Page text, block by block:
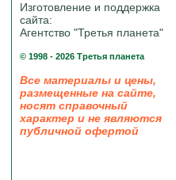
Изготовление и поддержка
сайта:
Агентство "Третья планета"
© 1998 - 2026 Третья планета
Все материалы и цены,
размещенные на сайте,
носят справочный
характер и не являются
публичной офертой